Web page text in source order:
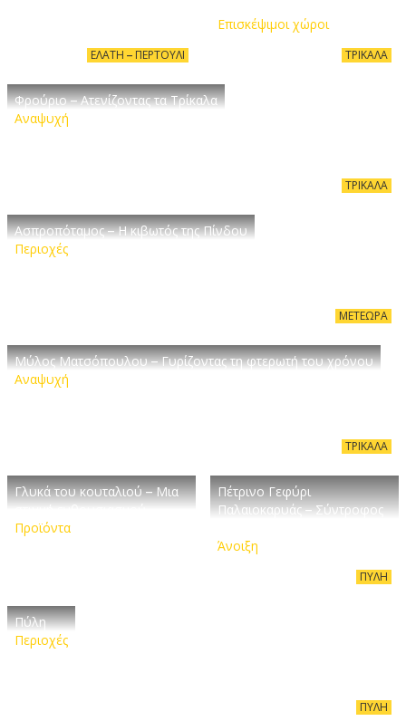
ΕΛΆΤΗ – ΠΕΡΤΟΎΛΙ
Φρούριο – Ατενίζοντας τα Τρίκαλα
Αναψυχή
ΤΡΊΚΑΛΑ
Επισκέψιμοι χώροι
ΤΡΊΚΑΛΑ
Ασπροπόταμος – Η κιβωτός της Πίνδου
Περιοχές
ΜΕΤΈΩΡΑ
Μύλος Ματσόπουλου – Γυρίζοντας τη φτερωτή του χρόνου
Αναψυχή
ΤΡΊΚΑΛΑ
Γλυκά του κουταλιού – Μια
Προϊόντα
Πύλη
Περιοχές
ΠΎΛΗ
Πέτρινο Γεφύρι
Παλαιοκαρυάς – Σύντροφος
Άνοιξη
ΠΎΛΗ